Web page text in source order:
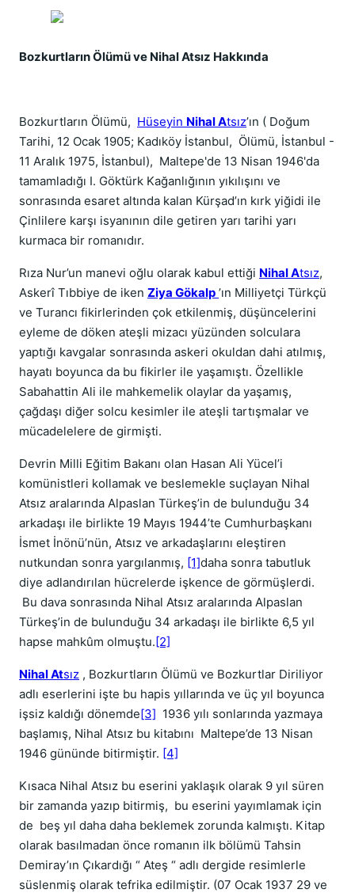
Bozkurtların Ölümü ve Nihal Atsız Hakkında
Bozkurtların Ölümü, Hüseyin Nihal Atsız’ın ( Doğum
Tarihi, 12 Ocak 1905; Kadıköy İstanbul, Ölümü, İstanbul -
11 Aralık 1975, İstanbul), Maltepe'de 13 Nisan 1946'da
tamamladığı I. Göktürk Kağanlığının yıkılışını ve
sonrasında esaret altında kalan Kürşad’ın kırk yiğidi ile
Çinlilere karşı isyanının dile getiren yarı tarihi yarı
kurmaca bir romanıdır.
Rıza Nur’un manevi oğlu olarak kabul ettiği Nihal Atsız,
Askerî Tıbbiye de iken Ziya Gökalp ’ın Milliyetçi Türkçü
ve Turancı fikirlerinden çok etkilenmiş, düşüncelerini
eyleme de döken ateşli mizacı yüzünden solculara
yaptığı kavgalar sonrasında askeri okuldan dahi atılmış,
hayatı boyunca da bu fikirler ile yaşamıştı. Özellikle
Sabahattin Ali ile mahkemelik olaylar da yaşamış,
çağdaşı diğer solcu kesimler ile ateşli tartışmalar ve
mücadelelere de girmişti.
Devrin Milli Eğitim Bakanı olan Hasan Ali Yücel’i
komünistleri kollamak ve beslemekle suçlayan Nihal
Atsız aralarında Alpaslan Türkeş’in de bulunduğu 34
arkadaşı ile birlikte 19 Mayıs 1944’te Cumhurbaşkanı
İsmet İnönü’nün, Atsız ve arkadaşlarını eleştiren
nutkundan sonra yargılanmış, [1]daha sonra tabutluk
diye adlandırılan hücrelerde işkence de görmüşlerdi.
Bu dava sonrasında Nihal Atsız aralarında Alpaslan
Türkeş’in de bulunduğu 34 arkadaşı ile birlikte 6,5 yıl
hapse mahkûm olmuştu.[2]
Nihal Atsız , Bozkurtların Ölümü ve Bozkurtlar Diriliyor
adlı eserlerini işte bu hapis yıllarında ve üç yıl boyunca
işsiz kaldığı dönemde[3] 1936 yılı sonlarında yazmaya
başlamış, Nihal Atsız bu kitabını Maltepe’de 13 Nisan
1946 gününde bitirmiştir. [4]
Kısaca Nihal Atsız bu eserini yaklaşık olarak 9 yıl süren
bir zamanda yazıp bitirmiş, bu eserini yayımlamak için
de beş yıl daha daha beklemek zorunda kalmıştı. Kitap
olarak basılmadan önce romanın ilk bölümü Tahsin
Demiray’ın Çıkardığı “ Ateş “ adlı dergide resimlerle
süslenmiş olarak tefrika edilmiştir. (07 Ocak 1937 29 ve